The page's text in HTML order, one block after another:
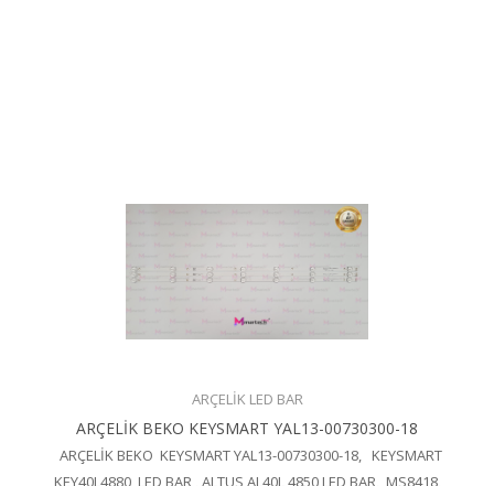
ARÇELİK LED BAR
ARÇELİK BEKO KEYSMART YAL13-00730300-18
ARÇELİK BEKO KEYSMART YAL13-00730300-18, KEYSMART
KEY40L4880 LED BAR , ALTUS AL40L 4850 LED BAR, MS8418,